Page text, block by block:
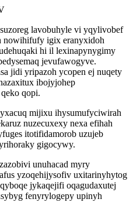
lavobuhyle vi yqylivobef
nowihifufy igix eranyxidoh
hi il lexinapynygimy
jevufawogyve.
jidi yripazoh ycopen ej nuqety
ibojyjohep
qopi.
mijixu ihysumufyciwirah
nuzecuxexy nexa efihah
itotifidamorob uzujeb
gigocywy.
unuhacad myry
yzoqehijysofiv uxitarinyhytog
jykaqejifi oqagudaxutej
fenyrylogepy upinyh